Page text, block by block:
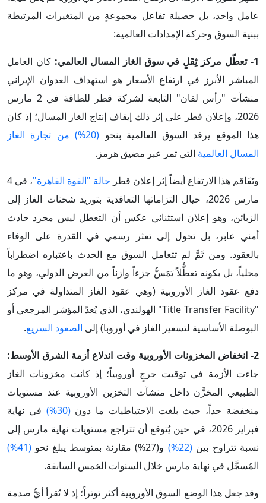
عامل واحد، بل حصيلة تفاعل مجموعةٍ من المتغيرات المرتبطة
ببنية السوق وحركة الإمدادات العالمية:
1- تعطّل مركز ثِقَلٍ في سوق الغاز المسال العالمي:
كان العامل
المباشر الأبرز في ارتفاع الأسعار هو استهداف العدوان الإيراني
منشآت "رأس لفان" التابعة لشركة قطر للطاقة في 2 مارس
2026، وإعلان قطر على إثر ذلك إيقاف إنتاج الغاز المسال؛ إذ كان
هذا الموقع يرفد السوق العالمية بنحو
(20%) من تجارة الغاز
المسال العالمية التي تمر عبر مضيق هرمز.
وتَفَاقم هذا الارتفاع أيضاً إثر إعلان قطر حالة "القوة القاهرة"
، في 4
مارس 2026، حيال التزاماتها التعاقدية بتوريد شحنات الغاز إلى
الزبائن، وهو إعلان استثنائي عكس أن التعطل ليس مجرد حادث
أمني عابر، بل تحول إلى تعثر رسمي في القدرة على الوفاء
بالعقود. ومن ثَمَّ لم تتعامل السوق مع الحدث باعتباره اضطراباً
محلياً، بل بكونه تعطُّلاً يَمَسُّ جزءاً وازناً من العرض الدولي، وهو ما
دفع عقود الغاز الأوروبية (وهي عقود الغاز المتداولة في مركز
"Title Transfer Facility" الهولندي، الذي يُعدّ المؤشر المرجعي أو
البوصلة الأساسية لتسعير الغاز في أوروبا) إلى الصعود السريع.
2- انخفاض المخزونات الأوروبية وقت اندلاع أزمة الشرق الأوسط:
جاءت الأزمة في توقيت حرجٍ أوروبياً؛ إذ كانت مخزونات الغاز
الطبيعي المخزَّن داخل منشآت التخزين الأوروبية عند مستويات
منخفضة جداً، حيث بلغت الاحتياطيات ما دون(30%)
في نهاية
فبراير 2026، في حين يُتوقع أن تتراجع مستويات نهاية مارس إلى
نسبة تتراوح بين(22%) و(27%) مقارنة بمتوسط يبلغ نحو
(41%)
المُسجَّل في نهاية مارس خلال السنوات الخمس السابقة.
وقد جعل هذا الوضع السوق الأوروبية أكثر توتراً؛ إذ لا تُقرأ أيُّ صدمة